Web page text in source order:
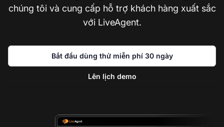
chúng tôi và cung cấp hỗ trợ khách hàng xuất sắc
với LiveAgent.
Bắt đầu dùng thử miễn phí 30 ngày
Lên lịch demo